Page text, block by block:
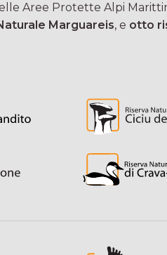
Aree Protette Alpi
Marguareis, e otto